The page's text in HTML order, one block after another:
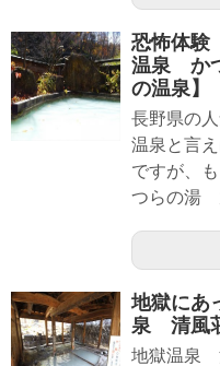
恐怖体験
温泉 か
の温泉】
長野県の
温泉と言
ですが、
つらの湯
地獄にあ
泉 清風
地獄温泉